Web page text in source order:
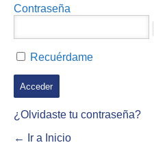
Contraseña
Recuérdame
¿Olvidaste tu contraseña?
← Ir a Inicio